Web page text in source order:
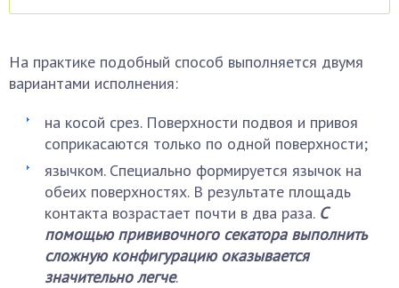
На практике подобный способ выполняется двумя
вариантами исполнения:
на косой срез. Поверхности подвоя и привоя
соприкасаются только по одной поверхности;
язычком. Специально формируется язычок на
обеих поверхностях. В результате площадь
контакта возрастает почти в два раза. С
помощью прививочного секатора выполнить
сложную конфигурацию оказывается
значительно легче.